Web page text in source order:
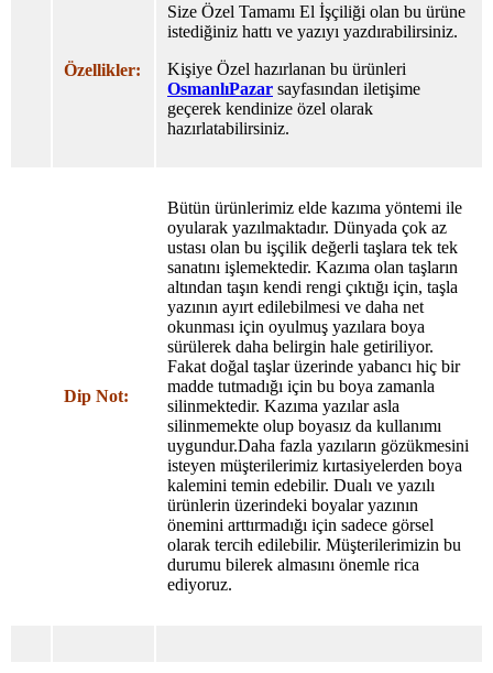
Özellikler:
Size Özel Tamamı El İşçiliği olan bu ürüne
istediğiniz hattı ve yazıyı yazdırabilirsiniz.
Kişiye Özel hazırlanan bu ürünleri
OsmanlıPazar sayfasından iletişime
geçerek kendinize özel olarak
hazırlatabilirsiniz.
Dip Not:
Bütün ürünlerimiz elde kazıma yöntemi ile
oyularak yazılmaktadır. Dünyada çok az
ustası olan bu işçilik değerli taşlara tek tek
sanatını işlemektedir. Kazıma olan taşların
altından taşın kendi rengi çıktığı için, taşla
yazının ayırt edilebilmesi ve daha net
okunması için oyulmuş yazılara boya
sürülerek daha belirgin hale getiriliyor.
Fakat doğal taşlar üzerinde yabancı hiç bir
madde tutmadığı için bu boya zamanla
silinmektedir. Kazıma yazılar asla
silinmemekte olup boyasız da kullanımı
uygundur.Daha fazla yazıların gözükmesini
isteyen müşterilerimiz kırtasiyelerden boya
kalemini temin edebilir. Dualı ve yazılı
ürünlerin üzerindeki boyalar yazının
önemini arttırmadığı için sadece görsel
olarak tercih edilebilir. Müşterilerimizin bu
durumu bilerek almasını önemle rica
ediyoruz.